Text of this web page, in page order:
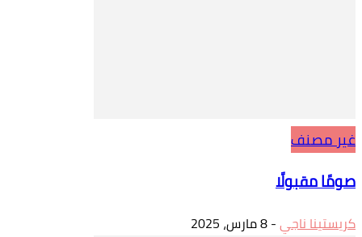
غير مصنف
صومًا مقبولًا
كريستينا ناجي-8 مارس، 2025